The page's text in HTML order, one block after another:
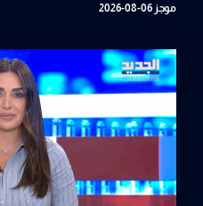
موجز 06-08-2026